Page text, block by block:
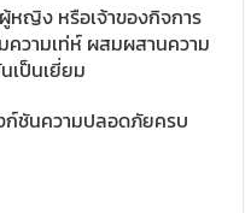
หญิง หรือเจ้าของกิจการ
วามเท่ห์ ผสมผสานความ
เป็นเยี่ยม
ชันความปลอดภัยครบ